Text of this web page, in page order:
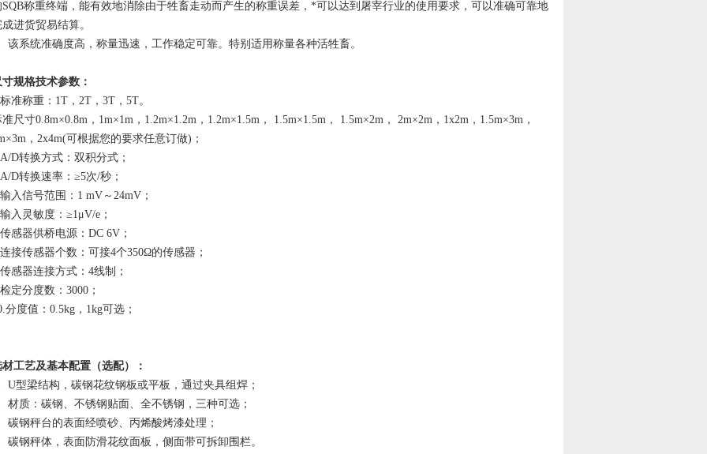
SQB称重终端，能有效地消除由于牲畜走动而产生的称重误差，*可以达到屠宰行业的使用要求，可以准确可靠地
进货贸易结算。
该系统准确度高，称量迅速，工作稳定可靠。特别适用称量各种活牲畜。
寸规格技术参数：
准称重：1T，2T，3T，5T。
尺寸0.8m×0.8m，1m×1m，1.2m×1.2m，1.2m×1.5m， 1.5m×1.5m， 1.5m×2m， 2m×2m，1x2m，1.5m×3m，
，2x4m(可根据您的要求任意订做)；
D转换方式：双积分式；
D转换速率：≥5次/秒；
入信号范围：1 mV～24mV；
入灵敏度：≥1μV/e；
感器供桥电源：DC 6V；
接传感器个数：可接4个350Ω的传感器；
感器连接方式：4线制；
定分度数：3000；
分度值：0.5kg，1kg可选；
材工艺及基本配置（选配）：
U型梁结构，碳钢花纹钢板或平板，通过夹具组焊；
材质：碳钢、不锈钢贴面、全不锈钢，三种可选；
碳钢秤台的表面经喷砂、丙烯酸烤漆处理；
碳钢秤体，表面防滑花纹面板，侧面带可拆卸围栏。